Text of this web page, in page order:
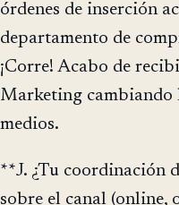
órdenes de inserción
departamento de
¡Corre! Acabo de
Marketing cambiando
medios.
**J. ¿Tu coordinación
sobre el canal (online,